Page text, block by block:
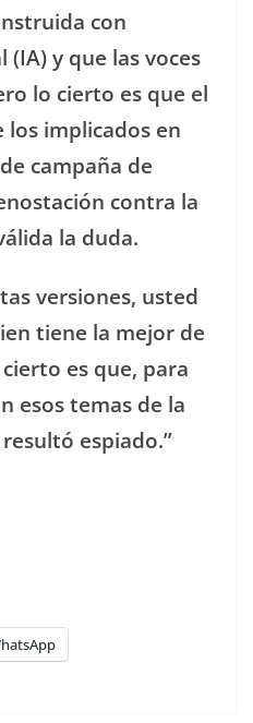
con
y que las voces
lo cierto es que el
implicados en
campaña de
contra la
la duda.
versiones, usted
tiene la mejor de
es que, para
esos temas de la
espiado.”